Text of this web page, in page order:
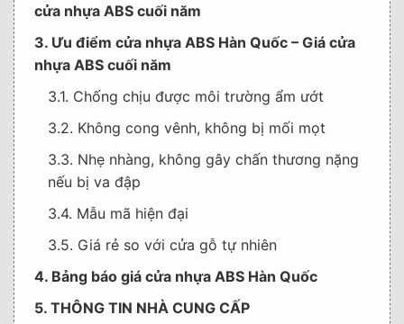
cửa nhựa ABS cuối năm
3. Ưu điểm cửa nhựa ABS Hàn Quốc – Giá cửa
nhựa ABS cuối năm
3.1. Chống chịu được môi trường ẩm ướt
3.2. Không cong vênh, không bị mối mọt
3.3. Nhẹ nhàng, không gây chấn thương nặng
nếu bị va đập
3.4. Mẫu mã hiện đại
3.5. Giá rẻ so với cửa gỗ tự nhiên
4. Bảng báo giá cửa nhựa ABS Hàn Quốc
5. THÔNG TIN NHÀ CUNG CẤP